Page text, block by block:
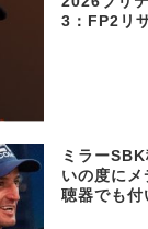
3：FP2リ
ミラー
いの度に
聴器でも付